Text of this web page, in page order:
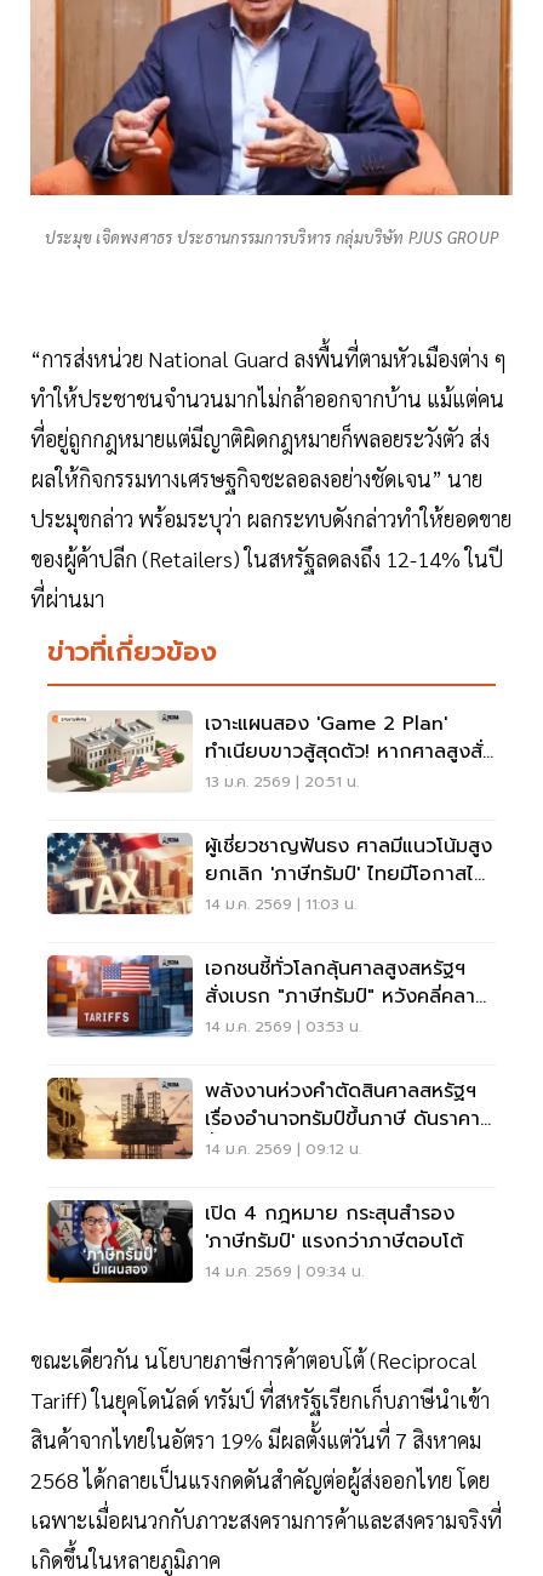
ประมุข เจิดพงศาธร ประธานกรรมการบริหาร กลุ่มบริษัท PJUS GROUP
“การส่งหน่วย National Guard ลงพื้นที่ตามหัวเมืองต่าง ๆ
ทำให้ประชาชนจำนวนมากไม่กล้าออกจากบ้าน แม้แต่คน
ที่อยู่ถูกกฎหมายแต่มีญาติผิดกฎหมายก็พลอยระวังตัว ส่ง
ผลให้กิจกรรมทางเศรษฐกิจชะลอลงอย่างชัดเจน” นาย
ประมุขกล่าว พร้อมระบุว่า ผลกระทบดังกล่าวทำให้ยอดขาย
ของผู้ค้าปลีก (Retailers) ในสหรัฐลดลงถึง 12-14% ในปี
ที่ผ่านมา
ข่าวที่เกี่ยวข้อง
เจาะแผนสอง 'Game 2 Plan'
ทำเนียบขาวสู้สุดตัว! หากศาลสูงสั่ง
คว่ำภาษีทรัมป์
13 ม.ค. 2569 | 20:51 น.
ผู้เชี่ยวชาญฟันธง ศาลมีแนวโน้มสูง
ยกเลิก 'ภาษีทรัมป์' ไทยมีโอกาสได้
รับเงินคืน
14 ม.ค. 2569 | 11:03 น.
เอกชนชี้ทั่วโลกลุ้นศาลสูงสหรัฐฯ
สั่งเบรก "ภาษีทรัมป์" หวังคลี่คลาย
ปัญหาเศรษฐกิจ
14 ม.ค. 2569 | 03:53 น.
พลังงานห่วงคำตัดสินศาลสหรัฐฯ
เรื่องอำนาจทรัมป์ขึ้นภาษี ดันราคา
น้ำมันตลาดโลกพุ่ง
14 ม.ค. 2569 | 09:12 น.
เปิด 4 กฎหมาย กระสุนสำรอง
'ภาษีทรัมป์' แรงกว่าภาษีตอบโต้
14 ม.ค. 2569 | 09:34 น.
ขณะเดียวกัน นโยบายภาษีการค้าตอบโต้ (Reciprocal
Tariff) ในยุคโดนัลด์ ทรัมป์ ที่สหรัฐเรียกเก็บภาษีนำเข้า
สินค้าจากไทยในอัตรา 19% มีผลตั้งแต่วันที่ 7 สิงหาคม
2568 ได้กลายเป็นแรงกดดันสำคัญต่อผู้ส่งออกไทย โดย
เฉพาะเมื่อผนวกกับภาวะสงครามการค้าและสงครามจริงที่
เกิดขึ้นในหลายภูมิภาค